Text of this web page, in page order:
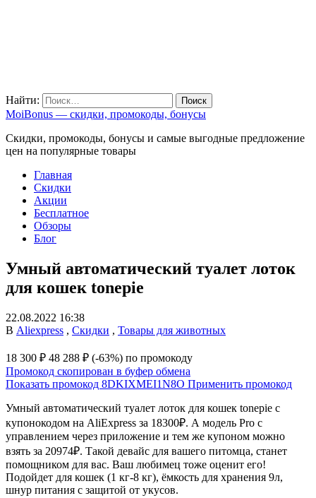
Найти:
MoiBonus — скидки, промокоды, бонусы
Скидки, промокоды, бонусы и самые выгодные предложение
цен на популярные товары
Главная
Скидки
Акции
Бесплатное
Обзоры
Блог
Умный автоматический туалет лоток
для кошек tonepie
22.08.2022 16:38
В Aliexpress , Скидки , Товары для животных
18 300 ₽ 48 288 ₽ (-63%) по промокоду
Промокод скопирован в буфер обмена
Показать промокод 8DKIXMEI1N8O Применить промокод
Умный автоматический туалет лоток для кошек tonepie с
купонокодом на AliExpress за 18300₽. А модель Pro с
управлением через приложение и тем же купоном можно
взять за 20974₽. Такой девайс для вашего питомца, станет
помощником для вас. Ваш любимец тоже оценит его!
Подойдет для кошек (1 кг-8 кг), ёмкость для хранения 9л,
шнур питания с защитой от укусов.